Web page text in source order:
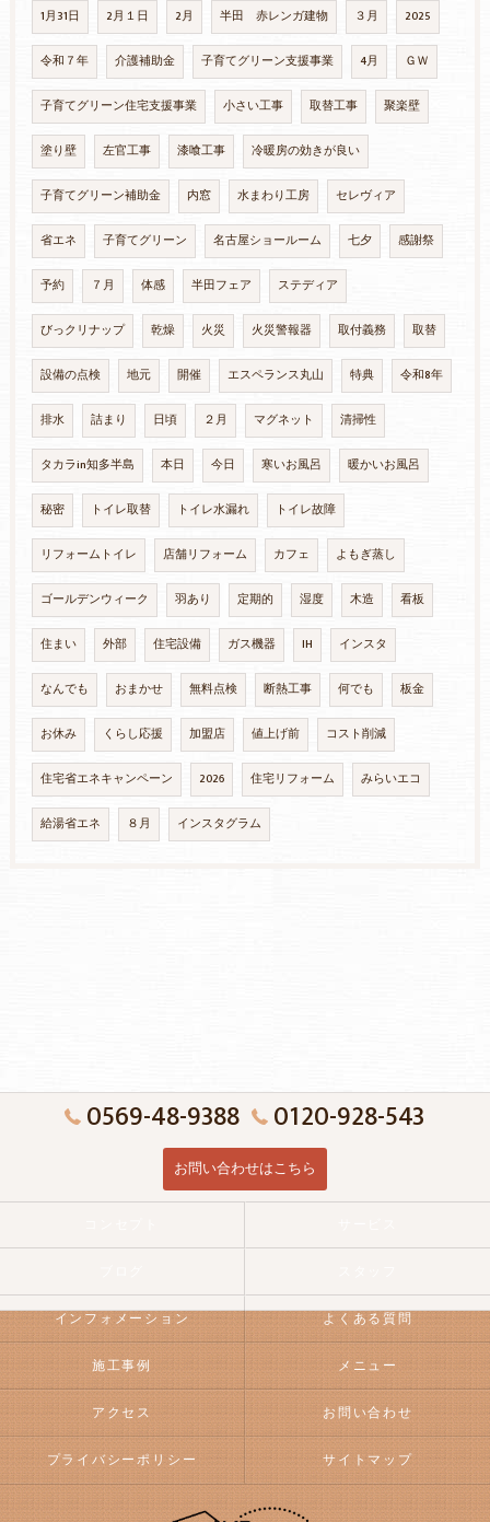
1月31日 2月１日 2月 半田 赤レンガ建物 ３月 2025
令和７年 介護補助金 子育てグリーン支援事業 4月 ＧＷ
子育てグリーン住宅支援事業 小さい工事 取替工事 聚楽壁
塗り壁 左官工事 漆喰工事 冷暖房の効きが良い
子育てグリーン補助金 内窓 水まわり工房 セレヴィア
省エネ 子育てグリーン 名古屋ショールーム 七夕 感謝祭
予約 ７月 体感 半田フェア ステディア
びっクリナップ 乾燥 火災 火災警報器 取付義務 取替
設備の点検 地元 開催 エスペランス丸山 特典 令和8年
排水 詰まり 日頃 ２月 マグネット 清掃性
タカラin知多半島 本日 今日 寒いお風呂 暖かいお風呂
秘密 トイレ取替 トイレ水漏れ トイレ故障
リフォームトイレ 店舗リフォーム カフェ よもぎ蒸し
ゴールデンウィーク 羽あり 定期的 湿度 木造 看板
住まい 外部 住宅設備 ガス機器 IH インスタ
なんでも おまかせ 無料点検 断熱工事 何でも 板金
お休み くらし応援 加盟店 値上げ前 コスト削減
住宅省エネキャンペーン 2026 住宅リフォーム みらいエコ
給湯省エネ ８月 インスタグラム
0569-48-9388 0120-928-543
お問い合わせはこちら
インフォメーション よくある質問
施工事例 メニュー
アクセス お問い合わせ
プライバシーポリシー サイトマップ